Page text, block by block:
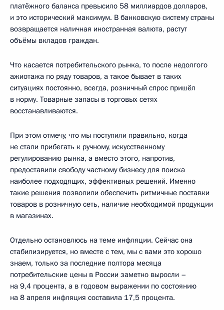
платёжного баланса превысило 58 миллиардов долларов,
и это исторический максимум. В банковскую систему страны
возвращается наличная иностранная валюта, растут
объёмы вкладов граждан.
Что касается потребительского рынка, то после недолгого
ажиотажа по ряду товаров, а такое бывает в таких
ситуациях постоянно, всегда, розничный спрос пришёл
в норму. Товарные запасы в торговых сетях
восстанавливаются.
При этом отмечу, что мы поступили правильно, когда
не стали прибегать к ручному, искусственному
регулированию рынка, а вместо этого, напротив,
предоставили свободу частному бизнесу для поиска
наиболее подходящих, эффективных решений. Именно
такие решения позволили обеспечить ритмичные поставки
товаров в розничную сеть, наличие необходимой продукции
в магазинах.
Отдельно остановлюсь на теме инфляции. Сейчас она
стабилизируется, но вместе с тем, мы с вами это хорошо
знаем, только за последние полтора месяца
потребительские цены в России заметно выросли –
на 9,4 процента, а в годовом выражении по состоянию
на 8 апреля инфляция составила 17,5 процента.